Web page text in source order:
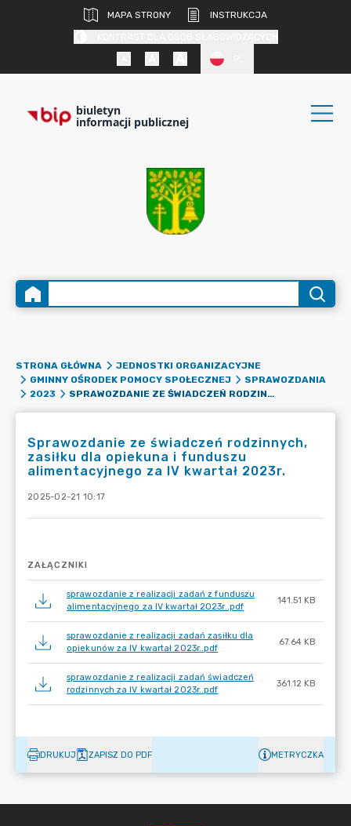
MAPA STRONY
INSTRUKCJA
biuletyn
informacji publicznej
STRONA GŁÓWNA
JEDNOSTKI ORGANIZACYJNE
GMINNY OŚRODEK POMOCY SPOŁECZNEJ
SPRAWOZDANIA
2023
SPRAWOZDANIE ZE ŚWIADCZEŃ RODZINNYCH, ZASIŁKU DLA OPIEKUNA I FUNDUSZU ALIMENTACYJNEGO ZA IV KWARTAŁ 2023R.
Sprawozdanie ze świadczeń rodzinnych,
zasiłku dla opiekuna i funduszu
alimentacyjnego za IV kwartał 2023r.
2025-02-21 10:17
ZAŁĄCZNIKI
sprawozdanie z realizacji zadań z funduszu
alimentacyjnego za IV kwartał 2023r..pdf
141.51 KB
sprawozdanie z realizacji zadań zasiłku dla
opiekunów za IV kwartał 2023r..pdf
67.64 KB
sprawozdanie z realizacji zadań świadczeń
rodzinnych za IV kwartał 2023r..pdf
361.12 KB
DRUKUJ ZAPISZ DO PDF METRYCZKA